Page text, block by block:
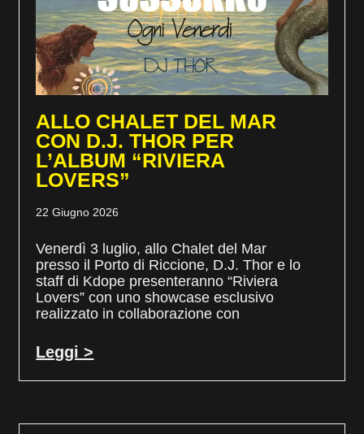
ALLO CHALET DEL MAR
CON D.J. THOR PER
L’ALBUM “RIVIERA
LOVERS”
22 Giugno 2026
Venerdì 3 luglio, allo Chalet del Mar
presso il Porto di Riccione, D.J. Thor e lo
staff di Kdope presenteranno “Riviera
Lovers” con uno showcase esclusivo
realizzato in collaborazione con
Leggi >